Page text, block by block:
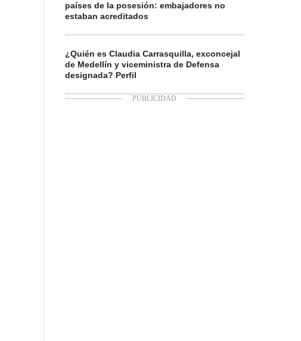
países de la posesión: embajadores no
estaban acreditados
¿Quién es Claudia Carrasquilla, exconcejal
de Medellín y viceministra de Defensa
designada? Perfil